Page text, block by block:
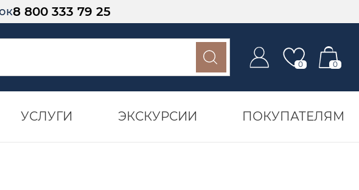
8 800 333 79 25
0 0
УСЛУГИ ЭКСКУРСИИ ПОКУПАТЕЛЯМ